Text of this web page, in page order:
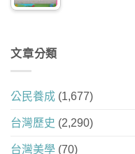
文章分類
公民養成 (1,677)
台灣歷史 (2,290)
台灣美學 (70)